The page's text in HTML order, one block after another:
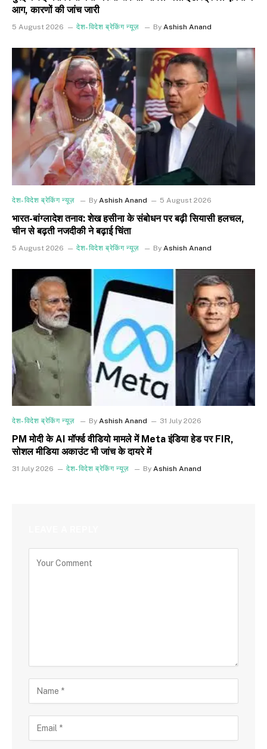
आग, कारणों की जांच जारी
5 August 2026 देश-विदेश ब्रेकिंग न्यूज़ By Ashish Anand
देश-विदेश ब्रेकिंग न्यूज़ By Ashish Anand 5 August 2026
भारत-बांग्लादेश तनाव: शेख हसीना के संबोधन पर बढ़ी सियासी हलचल,
चीन से बढ़ती नजदीकी ने बढ़ाई चिंता
5 August 2026 देश-विदेश ब्रेकिंग न्यूज़ By Ashish Anand
देश-विदेश ब्रेकिंग न्यूज़ By Ashish Anand 31 July 2026
PM मोदी के AI मॉर्फ्ड वीडियो मामले में Meta इंडिया हेड पर FIR,
सोशल मीडिया अकाउंट भी जांच के दायरे में
31 July 2026 देश-विदेश ब्रेकिंग न्यूज़ By Ashish Anand